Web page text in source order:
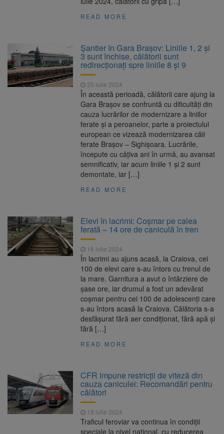
READ MORE
Șantier în Gara Brașov: Liniile 1, 2 și
3 sunt închise, călătorii sunt
redirecționați spre liniile 8 și 9
25 iulie 2024
În această perioadă, călătorii care ajung la
Gara Brașov se confruntă cu dificultăți din
cauza lucrărilor de modernizare a liniilor
ferate și a peroanelor, parte a proiectului
european ce vizează modernizarea căii
ferate Brașov – Sighișoara. Lucrările,
începute cu câțiva ani în urmă, au avansat
semnificativ, iar acum liniile 1 și 2 sunt
demontate, iar […]
READ MORE
Elevi în lacrimi: Coșmar pe calea
ferată – 14 ore de caniculă în tren
18 iulie 2024
În lacrimi au ajuns acasă, la Craiova, cei
100 de elevi care s-au întors cu trenul de
la mare. Garnitura a avut o întârziere de
șase ore, iar drumul a fost un adevărat
coșmar pentru cei 100 de adolescenți care
s-au întors acasă la Craiova. Călătoria s-a
desfășurat fără aer condiționat, fără apă și
fără […]
READ MORE
CFR impune restricții de viteză din
cauza caniculei: Recomandări pentru
călători
18 iulie 2024
Traficul feroviar va continua în condiții
speciale la nivel național, cu reducerea